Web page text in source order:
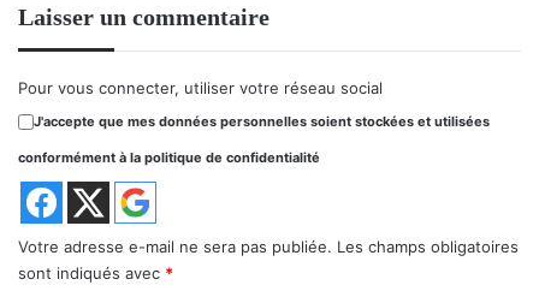
Laisser un commentaire
Pour vous connecter, utiliser votre réseau social
J'accepte que mes données personnelles soient stockées et utilisées
conformément à la politique de confidentialité
Votre adresse e-mail ne sera pas publiée. Les champs obligatoires
sont indiqués avec *